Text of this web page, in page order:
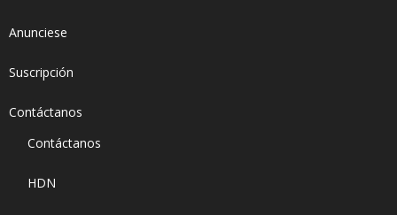
Anunciese
Suscripción
Contáctanos
Contáctanos
HDN